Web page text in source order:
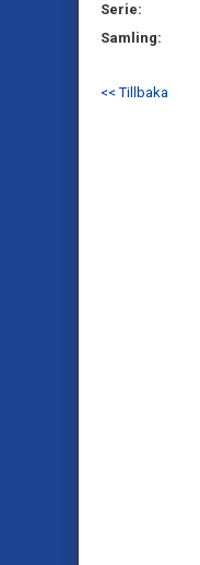
Serie:
Samling:
<< Tillbaka